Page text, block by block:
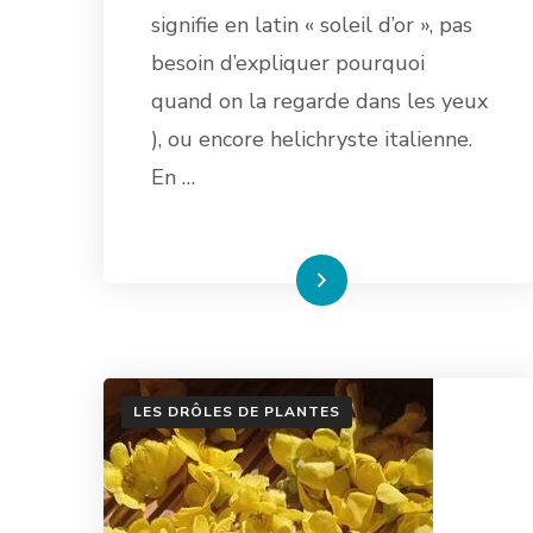
signifie en latin « soleil d’or », pas
besoin d’expliquer pourquoi
quand on la regarde dans les yeux
), ou encore helichryste italienne.
En …
Lire la suite
LES DRÔLES DE PLANTES